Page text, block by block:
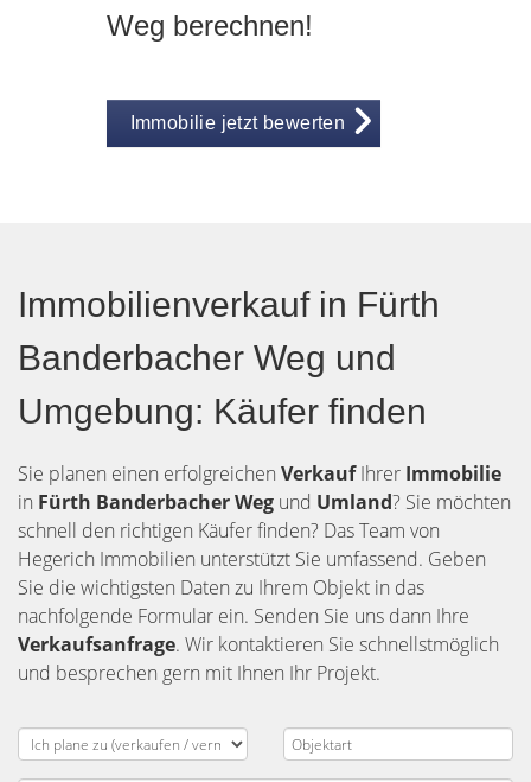
Weg berechnen!
Immobilie jetzt bewerten
Immobilienverkauf in Fürth
Banderbacher Weg und
Umgebung: Käufer finden
Sie planen einen erfolgreichen VerkaufIhrer Immobilie
in Fürth Banderbacher Weg und Umland? Sie möchten
schnell den richtigen Käufer finden? Das Team von
Hegerich Immobilien unterstützt Sie umfassend. Geben
Sie die wichtigsten Daten zu Ihrem Objekt in das
nachfolgende Formular ein. Senden Sie uns dann Ihre
Verkaufsanfrage. Wir kontaktieren Sie schnellstmöglich
und besprechen gern mit Ihnen Ihr Projekt.